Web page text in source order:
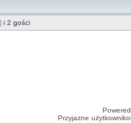
i 2 gości
Przyjazne